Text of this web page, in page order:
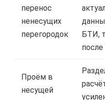
перенос
ненесущих
перегородок
БТИ,
после
Проём в
несущей